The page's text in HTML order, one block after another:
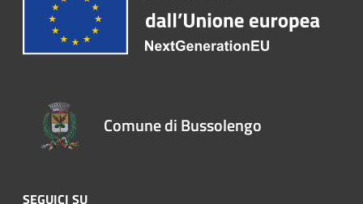
Comune di Bussolengo
SEGUICI SU